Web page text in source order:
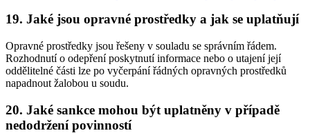
19. Jaké jsou opravné prostředky a jak se uplatňují
Opravné prostředky jsou řešeny v souladu se správním řádem.
Rozhodnutí o odepření poskytnutí informace nebo o utajení její
oddělitelné části lze po vyčerpání řádných opravných prostředků
napadnout žalobou u soudu.
20. Jaké sankce mohou být uplatněny v případě
nedodržení povinností